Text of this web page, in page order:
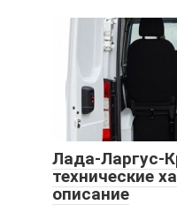
Лада-Ларгус-
технические
описание